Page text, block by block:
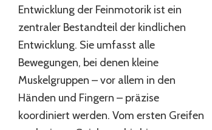
große
So
Feinmotorik
Ihres
Entwicklung der Feinmotorik ist ein
zentraler Bestandteil der kindlichen
Entwicklung. Sie umfasst alle
Bewegungen, bei denen kleine
Muskelgruppen – vor allem in den
Händen und Fingern – präzise
koordiniert werden. Vom ersten Greifen